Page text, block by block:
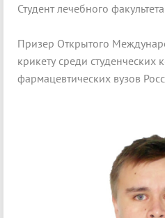
Студент лечебного факультета
Призер Открытого
крикету среди
фармацевтических вузов